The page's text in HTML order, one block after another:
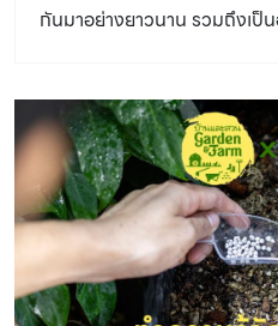
กันมาอย่างยาวนาน รวมถึงเป็
เข้ามาช่วยให้การทำเกษตรมีป
คูโบต้า ฟาร์ม (KUBOTA
Experience Center) ในอำเ
ฟาร์ม ตั้งใจให้ทุกคนได้เข้ามาสั
นวัตกรรมเกษตรครบวงจรแบ
พื้นที่การเรียนรู้ทางการเกษตร